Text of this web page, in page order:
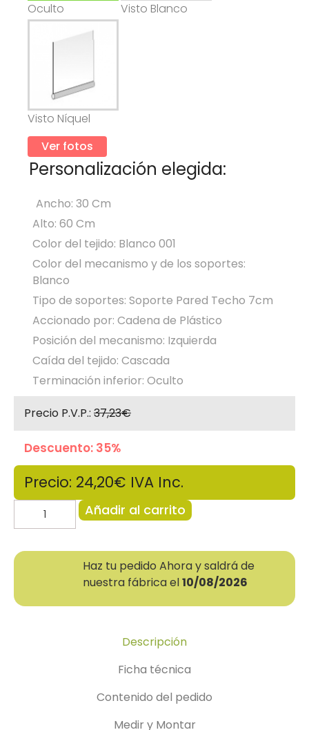
Oculto Visto Blanco
Visto Níquel
Ver fotos
Personalización elegida:
Ancho: 30 Cm
Alto: 60 Cm
Color del tejido: Blanco 001
Color del mecanismo y de los soportes:
Blanco
Tipo de soportes: Soporte Pared Techo 7cm
Accionado por: Cadena de Plástico
Posición del mecanismo: Izquierda
Caída del tejido: Cascada
Terminación inferior: Oculto
Precio P.V.P.: 37,23€
Descuento: 35%
Precio: 24,20€ IVA Inc.
Añadir al carrito
Haz tu pedido Ahora y saldrá de
nuestra fábrica el10/08/2026
Descripción
Ficha técnica
Contenido del pedido
Medir y Montar